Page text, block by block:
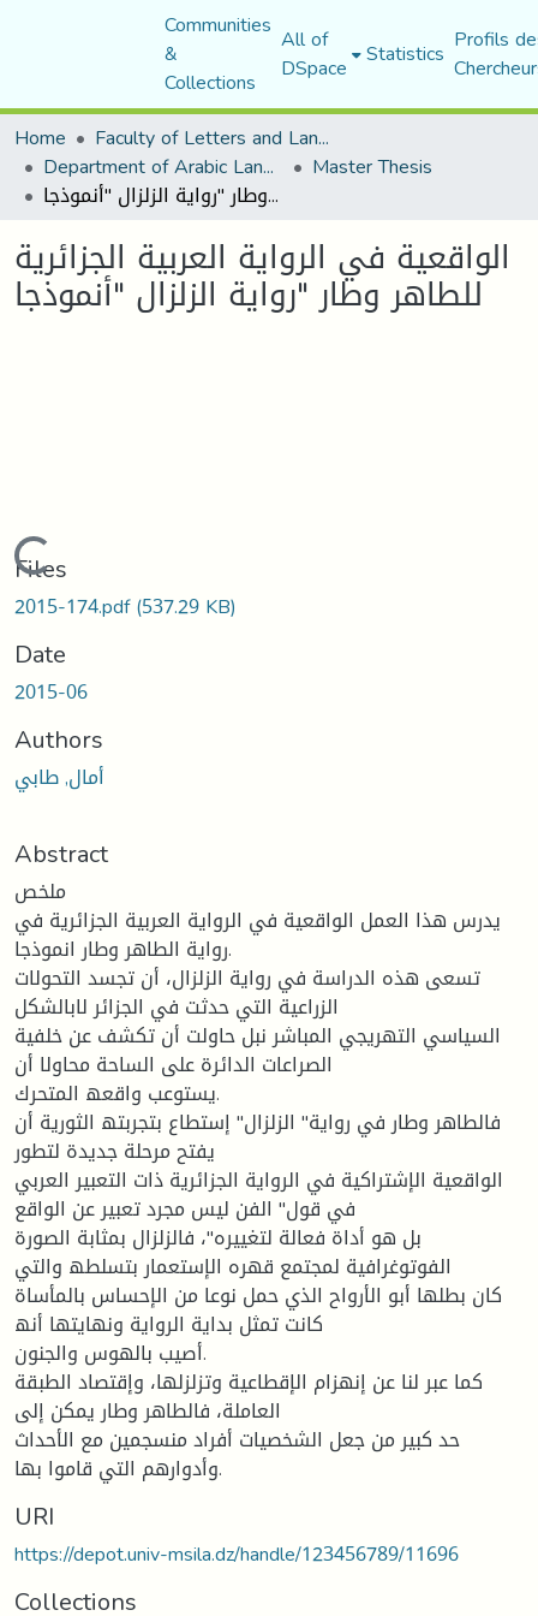
Communities
&
Collections
All of
DSpace Statistics Profils
Home
Faculty of Letters and Languages
Department of Arabic Language and Literature Master Thesis
الواقعية في الرواية العربية الجزائرية للطاهر وطار "رواية الزلزال "أنموذجا
الواقعية في الرواية العربية الجزائرية
للطاهر وطار "رواية الزلزال "أنموذجا
Loading...
Files
2015-174.pdf(537.29 KB)
Date
2015-06
Authors
أمال, طابي
Abstract
ملخص
یدرس ھذا العمل الواقعیة في الروایة العربیة الجزائریة في
روایة الطاھر وطار انموذجا.
تسعى ھذه الدراسة في روایة الزلزال، أن تجسد التحولات
الزراعیة التي حدثت في الجزائر لابالشكل
السیاسي التھریجي المباشر نبل حاولت أن تكشف عن خلفیة
الصراعات الدائرة على الساحة محاولا أن
یستوعب واقعھ المتحرك.
فالطاھر وطار في روایة" الزلزال" إستطاع بتجربتھ الثوریة أن
یفتح مرحلة جدیدة لتطور
الواقعیة الإشتراكیة في الروایة الجزائریة ذات التعبیر العربي
في قول" الفن لیس مجرد تعبیر عن الواقع
بل ھو أداة فعالة لتغییره"، فالزلزال بمثابة الصورة
الفوتوغرافیة لمجتمع قھره الإستعمار بتسلطھ والتي
كان بطلھا أبو الأرواح الذي حمل نوعا من الإحساس بالمأساة
كانت تمثل بدایة الروایة ونھایتھا أنھ
أصیب بالھوس والجنون.
كما عبر لنا عن إنھزام الإقطاعیة وتزلزلھا، وإقتصاد الطبقة
العاملة، فالطاھر وطار یمكن إلى
حد كبیر من جعل الشخصیات أفراد منسجمین مع الأحداث
وأدوارھم التي قاموا بھا.
URI
https://depot.univ-msila.dz/handle/123456789/11696
Collections